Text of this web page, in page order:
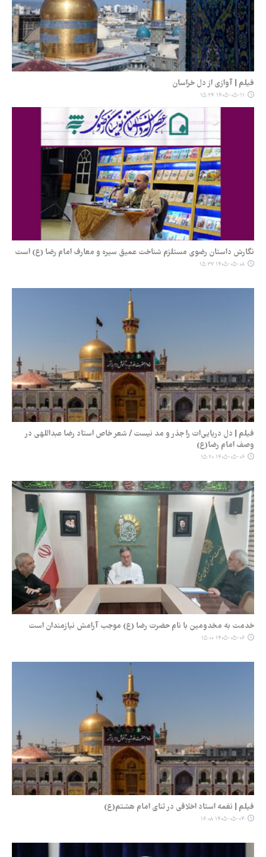
فیلم | آوازی از دل خراسان
۱۴۰۵-۰۵-۱۱ ۱۵:۲۴
نگارش داستان رضوی مستلزم شناخت عمیق سیره و معارف امام رضا (ع) است
۱۴۰۵-۰۵-۰۸ ۱۵:۳۷
فیلم | دل دریایی‌ات را جذر و مد نیست / شعر خاص استاد رضا عبداللهی در
وصف امام رضا(ع)
۱۴۰۵-۰۵-۰۶ ۱۵:۲۰
خدمت به مخدومین با نام حضرت رضا (ع) موجب آرامش نیازمندان است
۱۴۰۵-۰۵-۰۶ ۱۵:۰۰
فیلم | نغمه استاد اخلاقی در ثنای امام هشتم(ع)
۱۴۰۵-۰۵-۰۴ ۱۶:۰۸